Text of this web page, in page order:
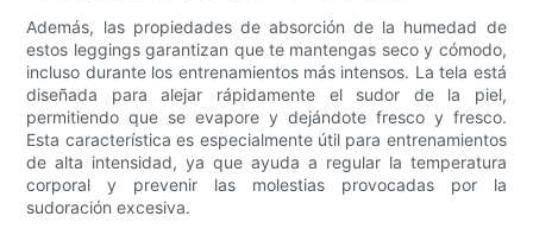
Además, las propiedades de absorción de la humedad de
estos leggings garantizan que te mantengas seco y cómodo,
incluso durante los entrenamientos más intensos. La tela está
diseñada para alejar rápidamente el sudor de la piel,
permitiendo que se evapore y dejándote fresco y fresco.
Esta característica es especialmente útil para entrenamientos
de alta intensidad, ya que ayuda a regular la temperatura
corporal y prevenir las molestias provocadas por la
sudoración excesiva.